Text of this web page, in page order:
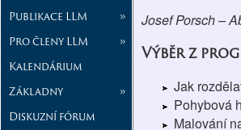
Publikace LLM
»
Pro členy LLM
»
Kalendárium
Základny
»
Diskuzní fórum
Josef Porsch –
Výběr z
Jak
Pohybová
Malování